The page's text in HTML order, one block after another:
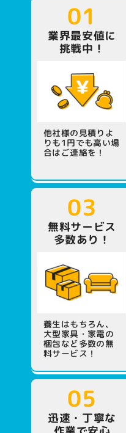
01
業界最安値に
挑戦中！
他社様の見積りよ
りも1円でも高い場
合はご連絡を！
03
無料サービス
多数あり！
養生はもちろん、
大型家具・家電の
梱包など多数の無
料サービス！
05
迅速・丁寧な